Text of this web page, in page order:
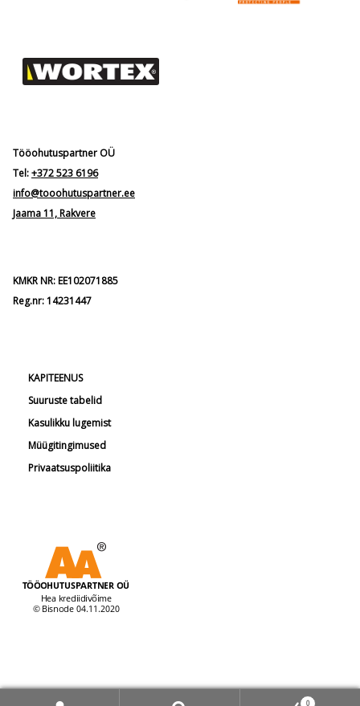
Tööohutuspartner OÜ
Tel:+372 523 6196
info@tooohutuspartner.ee
Jaama 11, Rakvere
KMKR NR: EE102071885
Reg.nr: 14231447
KAPITEENUS
Suuruste tabelid
Kasulikku lugemist
Müügitingimused
Privaatsuspoliitika
0